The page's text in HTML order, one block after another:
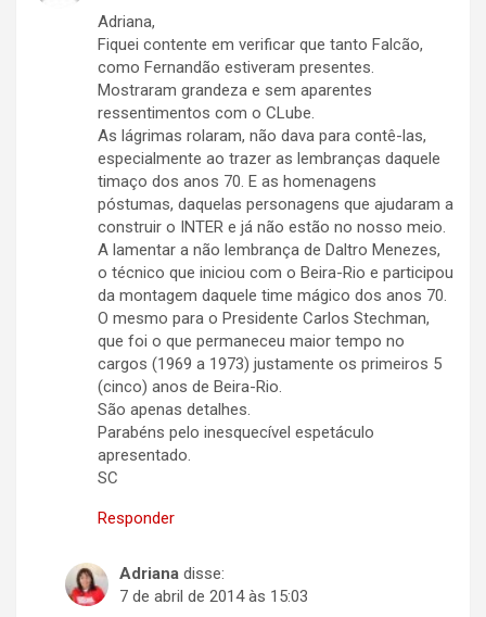
Adriana,
Fiquei contente em verificar que tanto Falcão,
como Fernandão estiveram presentes.
Mostraram grandeza e sem aparentes
ressentimentos com o CLube.
As lágrimas rolaram, não dava para contê-las,
especialmente ao trazer as lembranças daquele
timaço dos anos 70. E as homenagens
póstumas, daquelas personagens que ajudaram a
construir o INTER e já não estão no nosso meio.
A lamentar a não lembrança de Daltro Menezes,
o técnico que iniciou com o Beira-Rio e participou
da montagem daquele time mágico dos anos 70.
O mesmo para o Presidente Carlos Stechman,
que foi o que permaneceu maior tempo no
cargos (1969 a 1973) justamente os primeiros 5
(cinco) anos de Beira-Rio.
São apenas detalhes.
Parabéns pelo inesquecível espetáculo
apresentado.
SC
Responder
Adriana disse:
7 de abril de 2014 às 15:03